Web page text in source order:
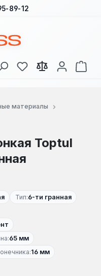
89-12
У вас есть товары
В
материалы
Toptul
Тип:6-ти гранная
65 мм
16 мм